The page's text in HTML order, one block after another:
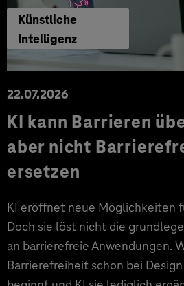
Künstliche
Intelligenz
22.07.2026
KI kann Barrieren
aber nicht
ersetzen
KI eröffnet neue Möglichkeiten
Doch sie löst nicht die
an barrierefreie Anwendungen.
Barrierefreiheit schon bei